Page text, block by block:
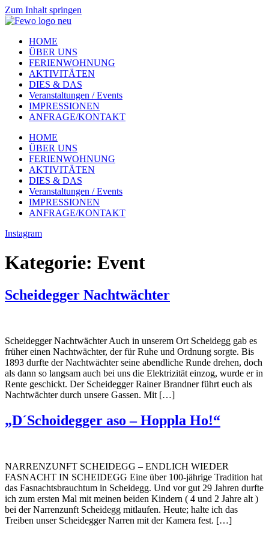
Zum Inhalt springen
HOME
ÜBER UNS
FERIENWOHNUNG
AKTIVITÄTEN
DIES & DAS
Veranstaltungen / Events
IMPRESSIONEN
ANFRAGE/KONTAKT
HOME
ÜBER UNS
FERIENWOHNUNG
AKTIVITÄTEN
DIES & DAS
Veranstaltungen / Events
IMPRESSIONEN
ANFRAGE/KONTAKT
Instagram
Kategorie: Event
Scheidegger Nachtwächter
Scheidegger Nachtwächter Auch in unserem Ort Scheidegg gab es
früher einen Nachtwächter, der für Ruhe und Ordnung sorgte. Bis
1893 durfte der Nachtwächter seine abendliche Runde drehen, doch
als dann so langsam auch bei uns die Elektrizität einzog, wurde er in
Rente geschickt. Der Scheidegger Rainer Brandner führt euch als
Nachtwächter durch unsere Gassen. Mit […]
„D´Schoidegger aso – Hoppla Ho!“
NARRENZUNFT SCHEIDEGG – ENDLICH WIEDER
FASNACHT IN SCHEIDEGG Eine über 100-jährige Tradition hat
das Fasnachtsbrauchtum in Scheidegg. Und vor gut 29 Jahren durfte
ich zum ersten Mal mit meinen beiden Kindern ( 4 und 2 Jahre alt )
bei der Narrenzunft Scheidegg mitlaufen. Heute; halte ich das
Treiben unser Scheidegger Narren mit der Kamera fest. […]